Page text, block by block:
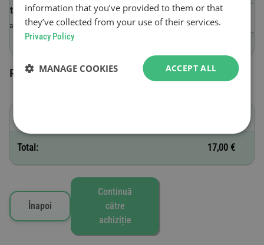
Data de început a valabilității
Valabilă până la ora 23:59 după achiziție.
Roviniete selectate
Total: 17,00 €
Înapoi
Continuă
către
achiziție
information that you’ve provided to them or that
they’ve collected from your use of their services.
Privacy Policy
ACCEPT ALL
MANAGE COOKIES